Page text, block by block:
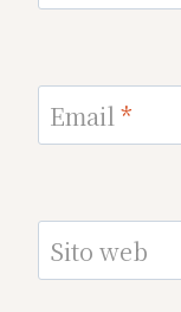
Email*
Sito web